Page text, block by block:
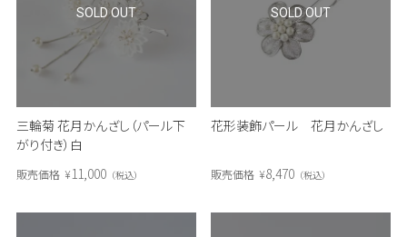
三輪菊 花月かんざし（パール下
がり付き）白
販売価格 ¥11,000 税込
SOLD OUT
花形装飾パール 花月かんざし
販売価格 ¥8,470 税込
SOLD OUT